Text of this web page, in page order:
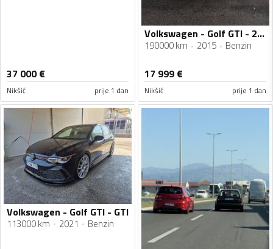
37 000€
Nikšić prije 1 dan
Volkswagen - Golf GTI - 2.0 TSI Performance Edition
190000 km 2015 Benzin
17 999 €
Nikšić prije 1 dan
Volkswagen - Golf GTI - GTI
113000 km 2021 Benzin